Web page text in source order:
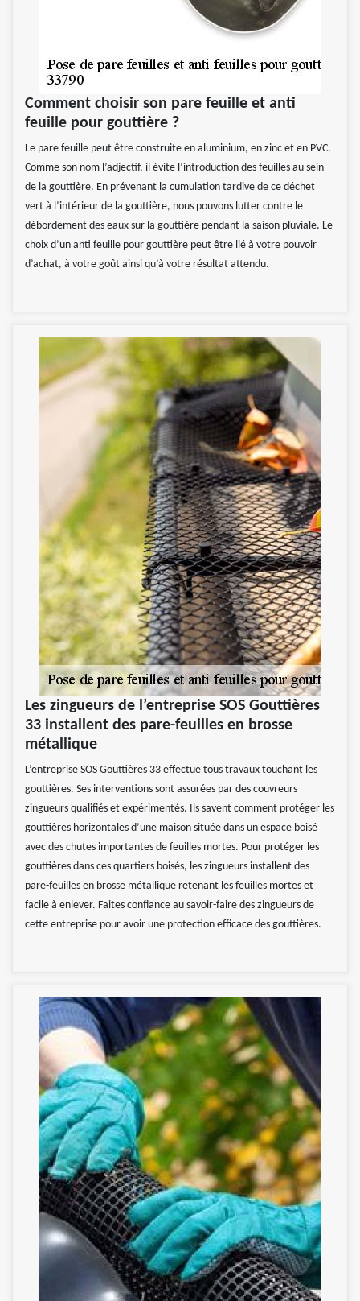
Comment choisir son pare feuille et anti
feuille pour gouttière ?
Le pare feuille peut être construite en aluminium, en zinc et en PVC.
Comme son nom l’adjectif, il évite l’introduction des feuilles au sein
de la gouttière. En prévenant la cumulation tardive de ce déchet
vert à l’intérieur de la gouttière, nous pouvons lutter contre le
débordement des eaux sur la gouttière pendant la saison pluviale. Le
choix d’un anti feuille pour gouttière peut être lié à votre pouvoir
d’achat, à votre goût ainsi qu’à votre résultat attendu.
Les zingueurs de l’entreprise SOS Gouttières
33 installent des pare-feuilles en brosse
métallique
L’entreprise SOS Gouttières 33 effectue tous travaux touchant les
gouttières. Ses interventions sont assurées par des couvreurs
zingueurs qualifiés et expérimentés. Ils savent comment protéger les
gouttières horizontales d’une maison située dans un espace boisé
avec des chutes importantes de feuilles mortes. Pour protéger les
gouttières dans ces quartiers boisés, les zingueurs installent des
pare-feuilles en brosse métallique retenant les feuilles mortes et
facile à enlever. Faites confiance au savoir-faire des zingueurs de
cette entreprise pour avoir une protection efficace des gouttières.